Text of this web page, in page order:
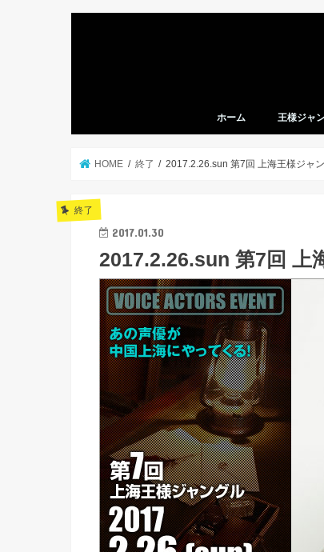
ホーム 王様ジャ
HOME 終了 2017.2.26.sun 第7回 上海王様ジャ
終了
2017.01.30
2017.2.26.sun 第7回 上